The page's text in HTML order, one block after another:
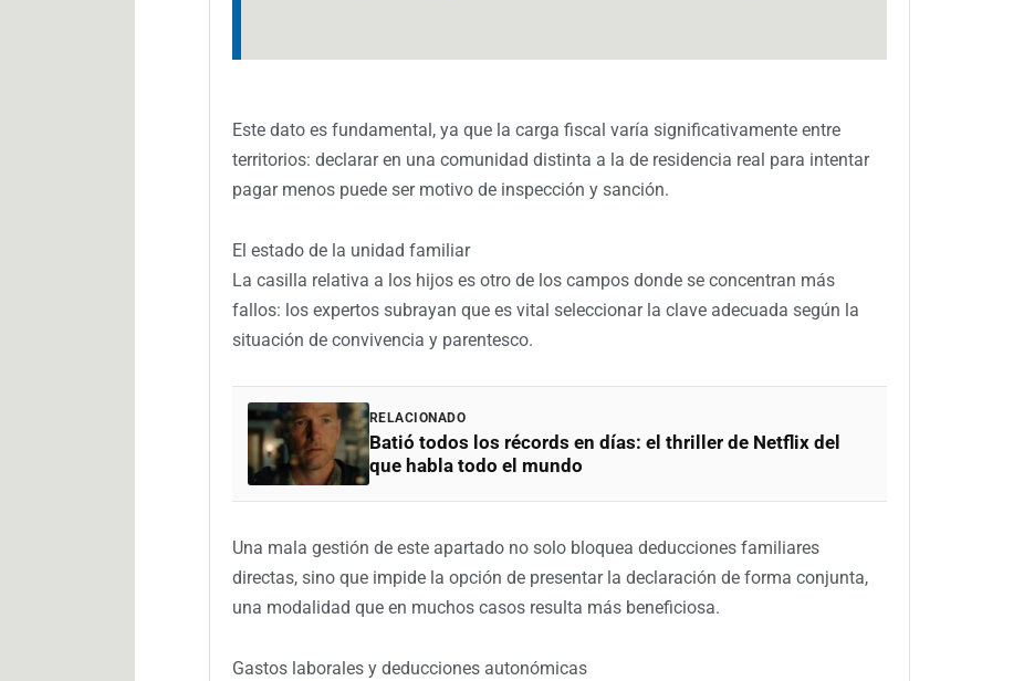
Este dato es fundamental, ya que la carga fiscal varía significativamente entre
territorios: declarar en una comunidad distinta a la de residencia real para intentar
pagar menos puede ser motivo de inspección y sanción.
El estado de la unidad familiar
La casilla relativa a los hijos es otro de los campos donde se concentran más
fallos: los expertos subrayan que es vital seleccionar la clave adecuada según la
situación de convivencia y parentesco.
RELACIONADO
Batió todos los récords en días: el thriller de Netflix del
que habla todo el mundo
Una mala gestión de este apartado no solo bloquea deducciones familiares
directas, sino que impide la opción de presentar la declaración de forma conjunta,
una modalidad que en muchos casos resulta más beneficiosa.
Gastos laborales y deducciones autonómicas